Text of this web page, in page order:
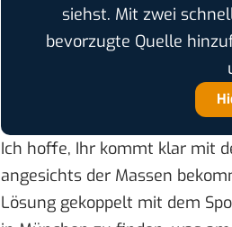
siehst. Mit zwei
bevorzugte Quelle
Ich hoffe, Ihr kommt klar mit
angesichts der Massen
Lösung gekoppelt mit dem